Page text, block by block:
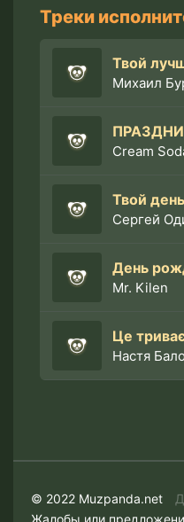
Треки
Твой
Михаил
Cream
Твой
Сергей
День
Mr. Kilen
Настя
© 2022 Muzpanda.net
Жалобы или